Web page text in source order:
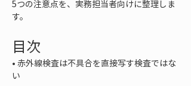
5つの注意点を、実務担当者向けに整理しま
す。
目次
• 赤外線検査は不具合を直接写す検査ではな